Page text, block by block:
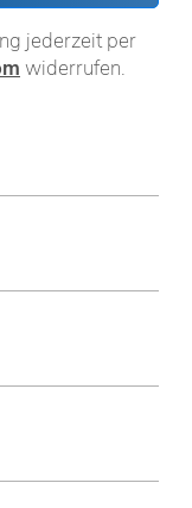
jederzeit per
widerrufen.